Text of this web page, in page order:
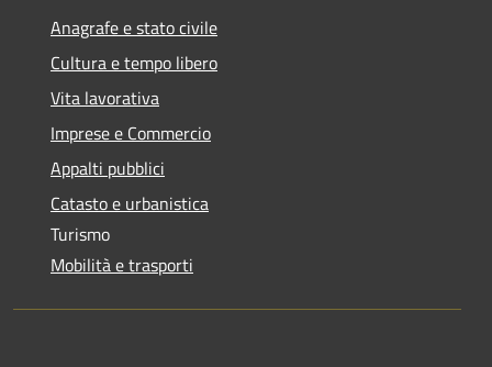
Anagrafe e stato civile
Cultura e tempo libero
Vita lavorativa
Imprese e Commercio
Appalti pubblici
Catasto e urbanistica
Turismo
Mobilità e trasporti